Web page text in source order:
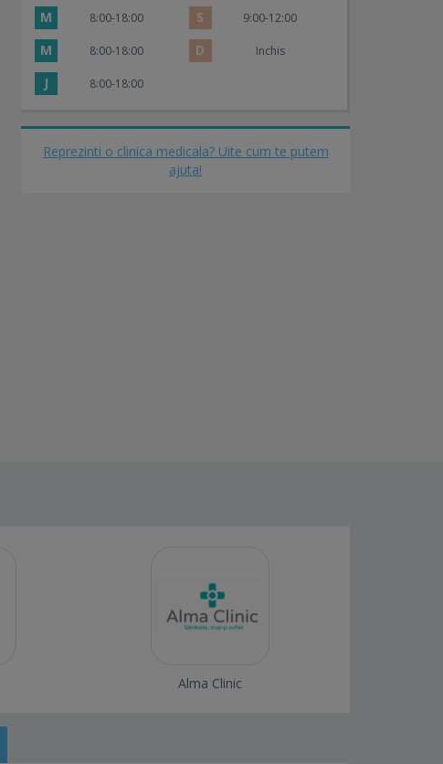
M 8:00-18:00 S 9:00-12:00
M 8:00-18:00 D Inchis
J 8:00-18:00
Reprezinti o clinica medicala? Uite cum te putem
ajuta!
Alma Clinic